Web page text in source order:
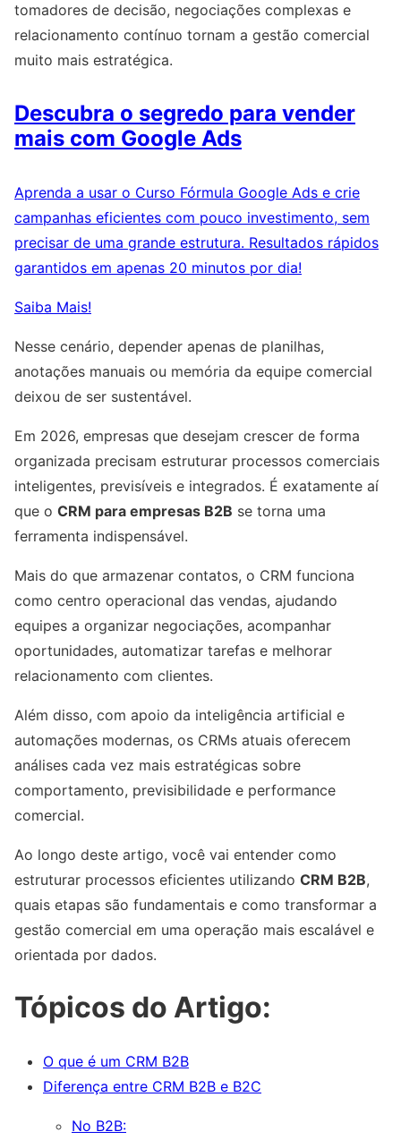
tomadores de decisão, negociações complexas e
relacionamento contínuo tornam a gestão comercial
muito mais estratégica.
Descubra o segredo para vender
mais com Google Ads
Aprenda a usar o Curso Fórmula Google Ads e crie
campanhas eficientes com pouco investimento, sem
precisar de uma grande estrutura. Resultados rápidos
garantidos em apenas 20 minutos por dia!
Saiba Mais!
Nesse cenário, depender apenas de planilhas,
anotações manuais ou memória da equipe comercial
deixou de ser sustentável.
Em 2026, empresas que desejam crescer de forma
organizada precisam estruturar processos comerciais
inteligentes, previsíveis e integrados. É exatamente aí
que o CRM para empresas B2B se torna uma
ferramenta indispensável.
Mais do que armazenar contatos, o CRM funciona
como centro operacional das vendas, ajudando
equipes a organizar negociações, acompanhar
oportunidades, automatizar tarefas e melhorar
relacionamento com clientes.
Além disso, com apoio da inteligência artificial e
automações modernas, os CRMs atuais oferecem
análises cada vez mais estratégicas sobre
comportamento, previsibilidade e performance
comercial.
Ao longo deste artigo, você vai entender como
estruturar processos eficientes utilizando CRM B2B,
quais etapas são fundamentais e como transformar a
gestão comercial em uma operação mais escalável e
orientada por dados.
Tópicos do Artigo:
O que é um CRM B2B
Diferença entre CRM B2B e B2C
No B2B: